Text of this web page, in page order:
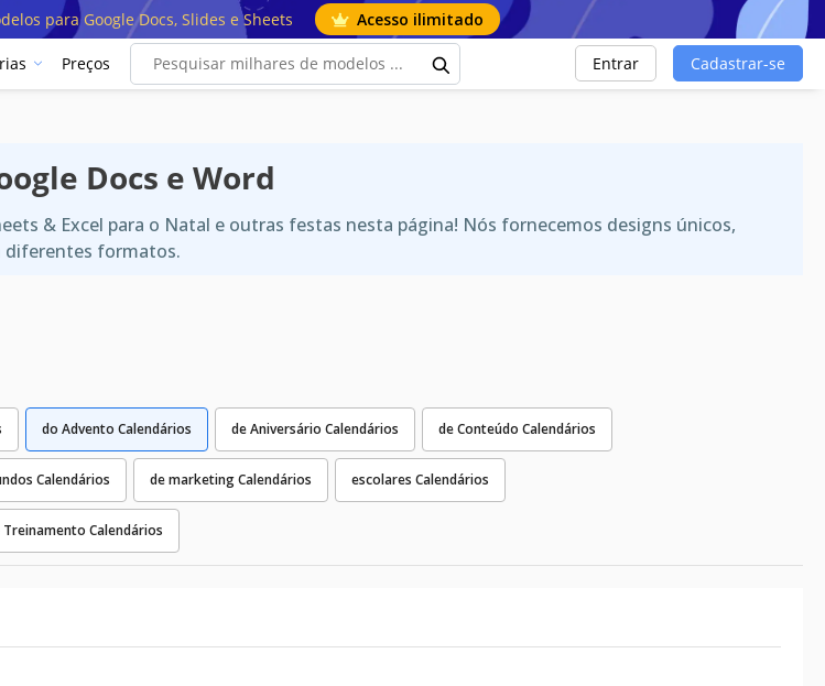
para Google Docs, Slides e Sheets Acesso ilimitado
Preços Entrar Cadastrar-se
Docs e Word
& Excel para o Natal e outras festas nesta página! Nós fornecemos designs únicos,
diferentes formatos.
do Advento Calendários de Aniversário Calendários de Conteúdo Calendários
Calendários de marketing Calendários escolares Calendários
Treinamento Calendários